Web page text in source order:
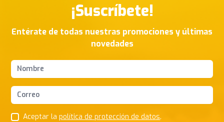
¡Suscríbete!
Entérate de todas nuestras promociones y últimas
novedades
Nombres y apellidos
Correo Electrónico
Aceptar lapolítica de protección de datos.